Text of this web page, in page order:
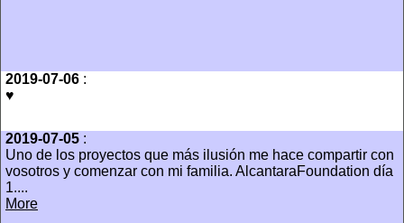
2019-07-06 :
♥️
2019-07-05 :
Uno de los proyectos que más ilusión me hace compartir con
vosotros y comenzar con mi familia. AlcantaraFoundation día
1....
More